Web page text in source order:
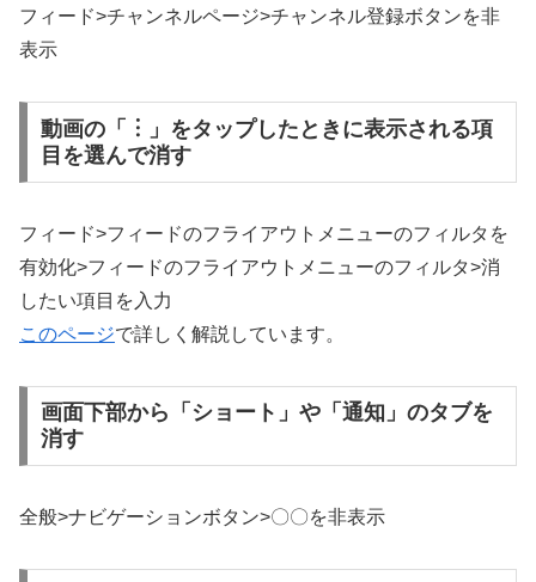
フィード>チャンネルページ>チャンネル登録ボタンを非
表示
動画の「︙」をタップしたときに表示される項
目を選んで消す
フィード>フィードのフライアウトメニューのフィルタを
有効化>フィードのフライアウトメニューのフィルタ>消
したい項目を入力
このページで詳しく解説しています。
画面下部から「ショート」や「通知」のタブを
消す
全般>ナビゲーションボタン>〇〇を非表示